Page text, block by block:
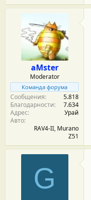
aMster
Moderator
Команда форума
Сообщения
5.818
Благодарности
7.634
Адрес
Урай
Авто
RAV4-II, Murano
Z51
G